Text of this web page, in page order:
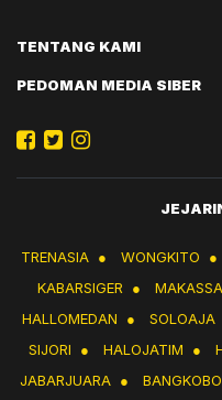
TENTANG KAMI
PEDOMAN MEDIA SIBER
TRENASIA ● WONGKITO ●
KABARSIGER
●
HALLOMEDAN
● SOLOAJA
SIJORI
● HALOJATIM ●
JABARJUARA ●